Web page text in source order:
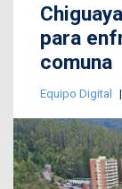
para
comuna
Equipo Digital